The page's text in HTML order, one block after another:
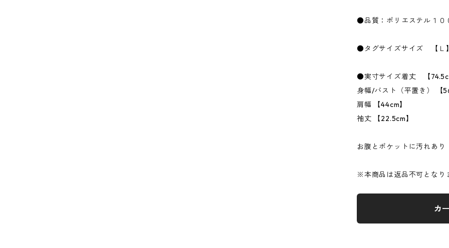
●品質：ポリエステル１０
●タグサイズサイズ 【Ｌ】
●実寸サイズ着丈 【
身幅/バスト（平置き） 【
肩幅 【44cm】
袖丈 【22.5cm】
お腹とポケットに汚れあり
※本商品は返品不可となり
カ